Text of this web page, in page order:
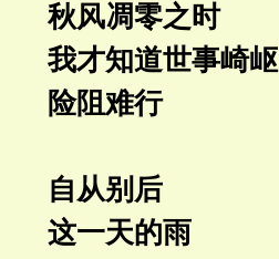
秋风凋零之时
我才知道世事崎岖
险阻难行
自从别后
这一天的雨